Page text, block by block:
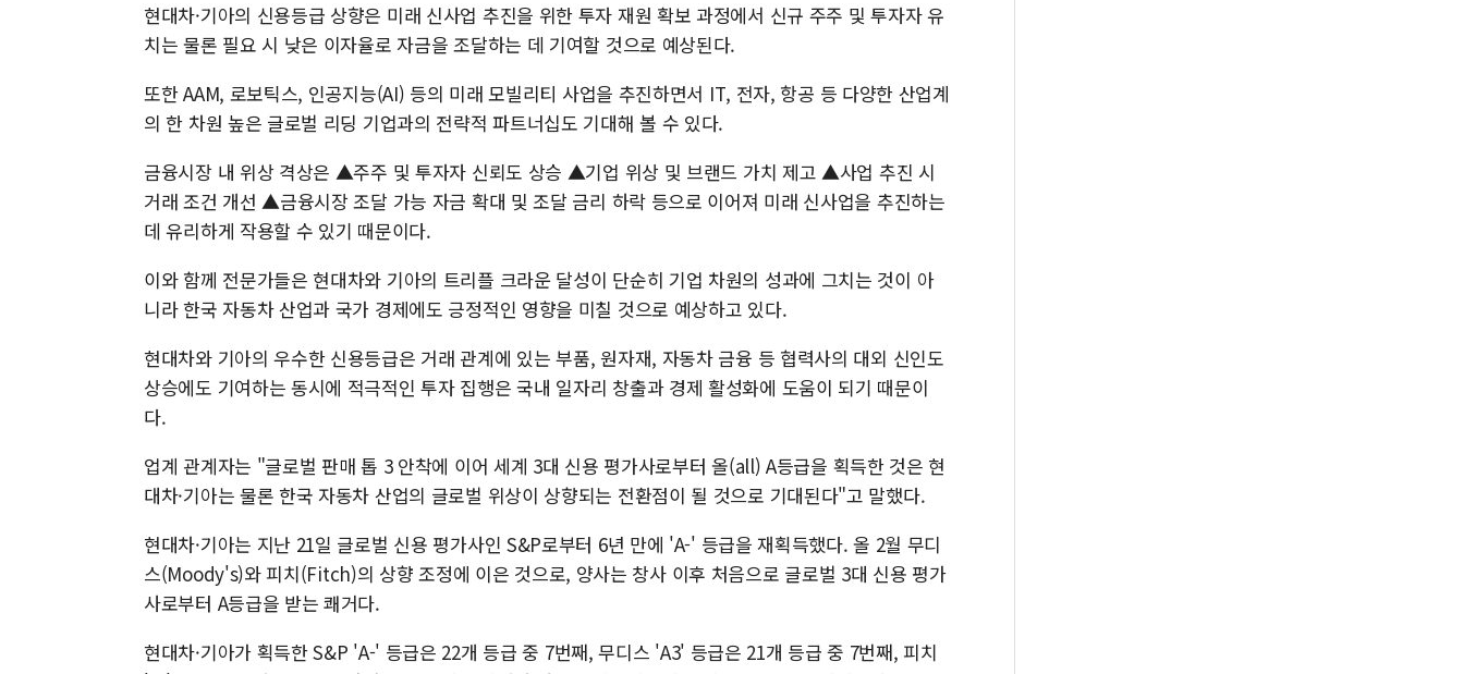
현대차·기아의 신용등급 상향은 미래 신사업 추진을 위한 투자 재원 확보 과정에서 신규 주주 및 투자자 유
치는 물론 필요 시 낮은 이자율로 자금을 조달하는 데 기여할 것으로 예상된다.
또한 AAM, 로보틱스, 인공지능(AI) 등의 미래 모빌리티 사업을 추진하면서 IT, 전자, 항공 등 다양한 산업계
의 한 차원 높은 글로벌 리딩 기업과의 전략적 파트너십도 기대해 볼 수 있다.
금융시장 내 위상 격상은 ▲주주 및 투자자 신뢰도 상승 ▲기업 위상 및 브랜드 가치 제고 ▲사업 추진 시
거래 조건 개선 ▲금융시장 조달 가능 자금 확대 및 조달 금리 하락 등으로 이어져 미래 신사업을 추진하는
데 유리하게 작용할 수 있기 때문이다.
이와 함께 전문가들은 현대차와 기아의 트리플 크라운 달성이 단순히 기업 차원의 성과에 그치는 것이 아
니라 한국 자동차 산업과 국가 경제에도 긍정적인 영향을 미칠 것으로 예상하고 있다.
현대차와 기아의 우수한 신용등급은 거래 관계에 있는 부품, 원자재, 자동차 금융 등 협력사의 대외 신인도
상승에도 기여하는 동시에 적극적인 투자 집행은 국내 일자리 창출과 경제 활성화에 도움이 되기 때문이
다.
업계 관계자는 "글로벌 판매 톱 3 안착에 이어 세계 3대 신용 평가사로부터 올(all) A등급을 획득한 것은 현
대차·기아는 물론 한국 자동차 산업의 글로벌 위상이 상향되는 전환점이 될 것으로 기대된다"고 말했다.
현대차·기아는 지난 21일 글로벌 신용 평가사인 S&P로부터 6년 만에 'A-' 등급을 재획득했다. 올 2월 무디
스(Moody's)와 피치(Fitch)의 상향 조정에 이은 것으로, 양사는 창사 이후 처음으로 글로벌 3대 신용 평가
사로부터 A등급을 받는 쾌거다.
현대차·기아가 획득한 S&P 'A-' 등급은 22개 등급 중 7번째, 무디스 'A3' 등급은 21개 등급 중 7번째, 피치